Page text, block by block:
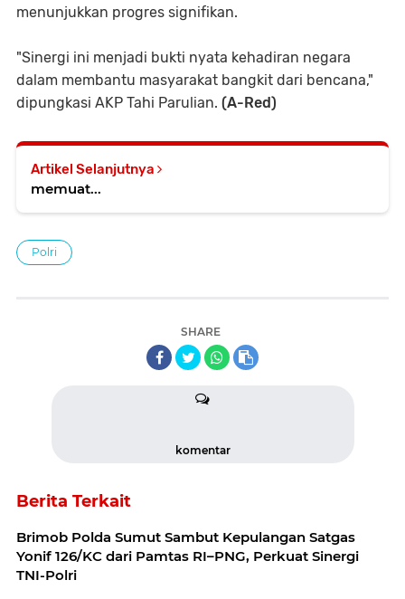
menunjukkan progres signifikan.
"Sinergi ini menjadi bukti nyata kehadiran negara
dalam membantu masyarakat bangkit dari bencana,"
dipungkasi AKP Tahi Parulian. (A-Red)
Artikel Selanjutnya
memuat...
Polri
SHARE
komentar
Berita Terkait
Brimob Polda Sumut Sambut Kepulangan Satgas
Yonif 126/KC dari Pamtas RI–PNG, Perkuat Sinergi
TNI-Polri